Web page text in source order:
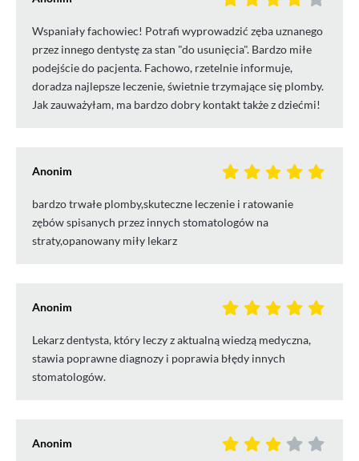
Wspaniały fachowiec! Potrafi wyprowadzić zęba uznanego
przez innego dentystę za stan "do usunięcia". Bardzo miłe
podejście do pacjenta. Fachowo, rzetelnie informuje,
doradza najlepsze leczenie, świetnie trzymające się plomby.
Jak zauważyłam, ma bardzo dobry kontakt także z dziećmi!
Anonim
bardzo trwałe plomby,skuteczne leczenie i ratowanie
zębów spisanych przez innych stomatologów na
straty,opanowany miły lekarz
Anonim
Lekarz dentysta, który leczy z aktualną wiedzą medyczna,
stawia poprawne diagnozy i poprawia błędy innych
stomatologów.
Anonim